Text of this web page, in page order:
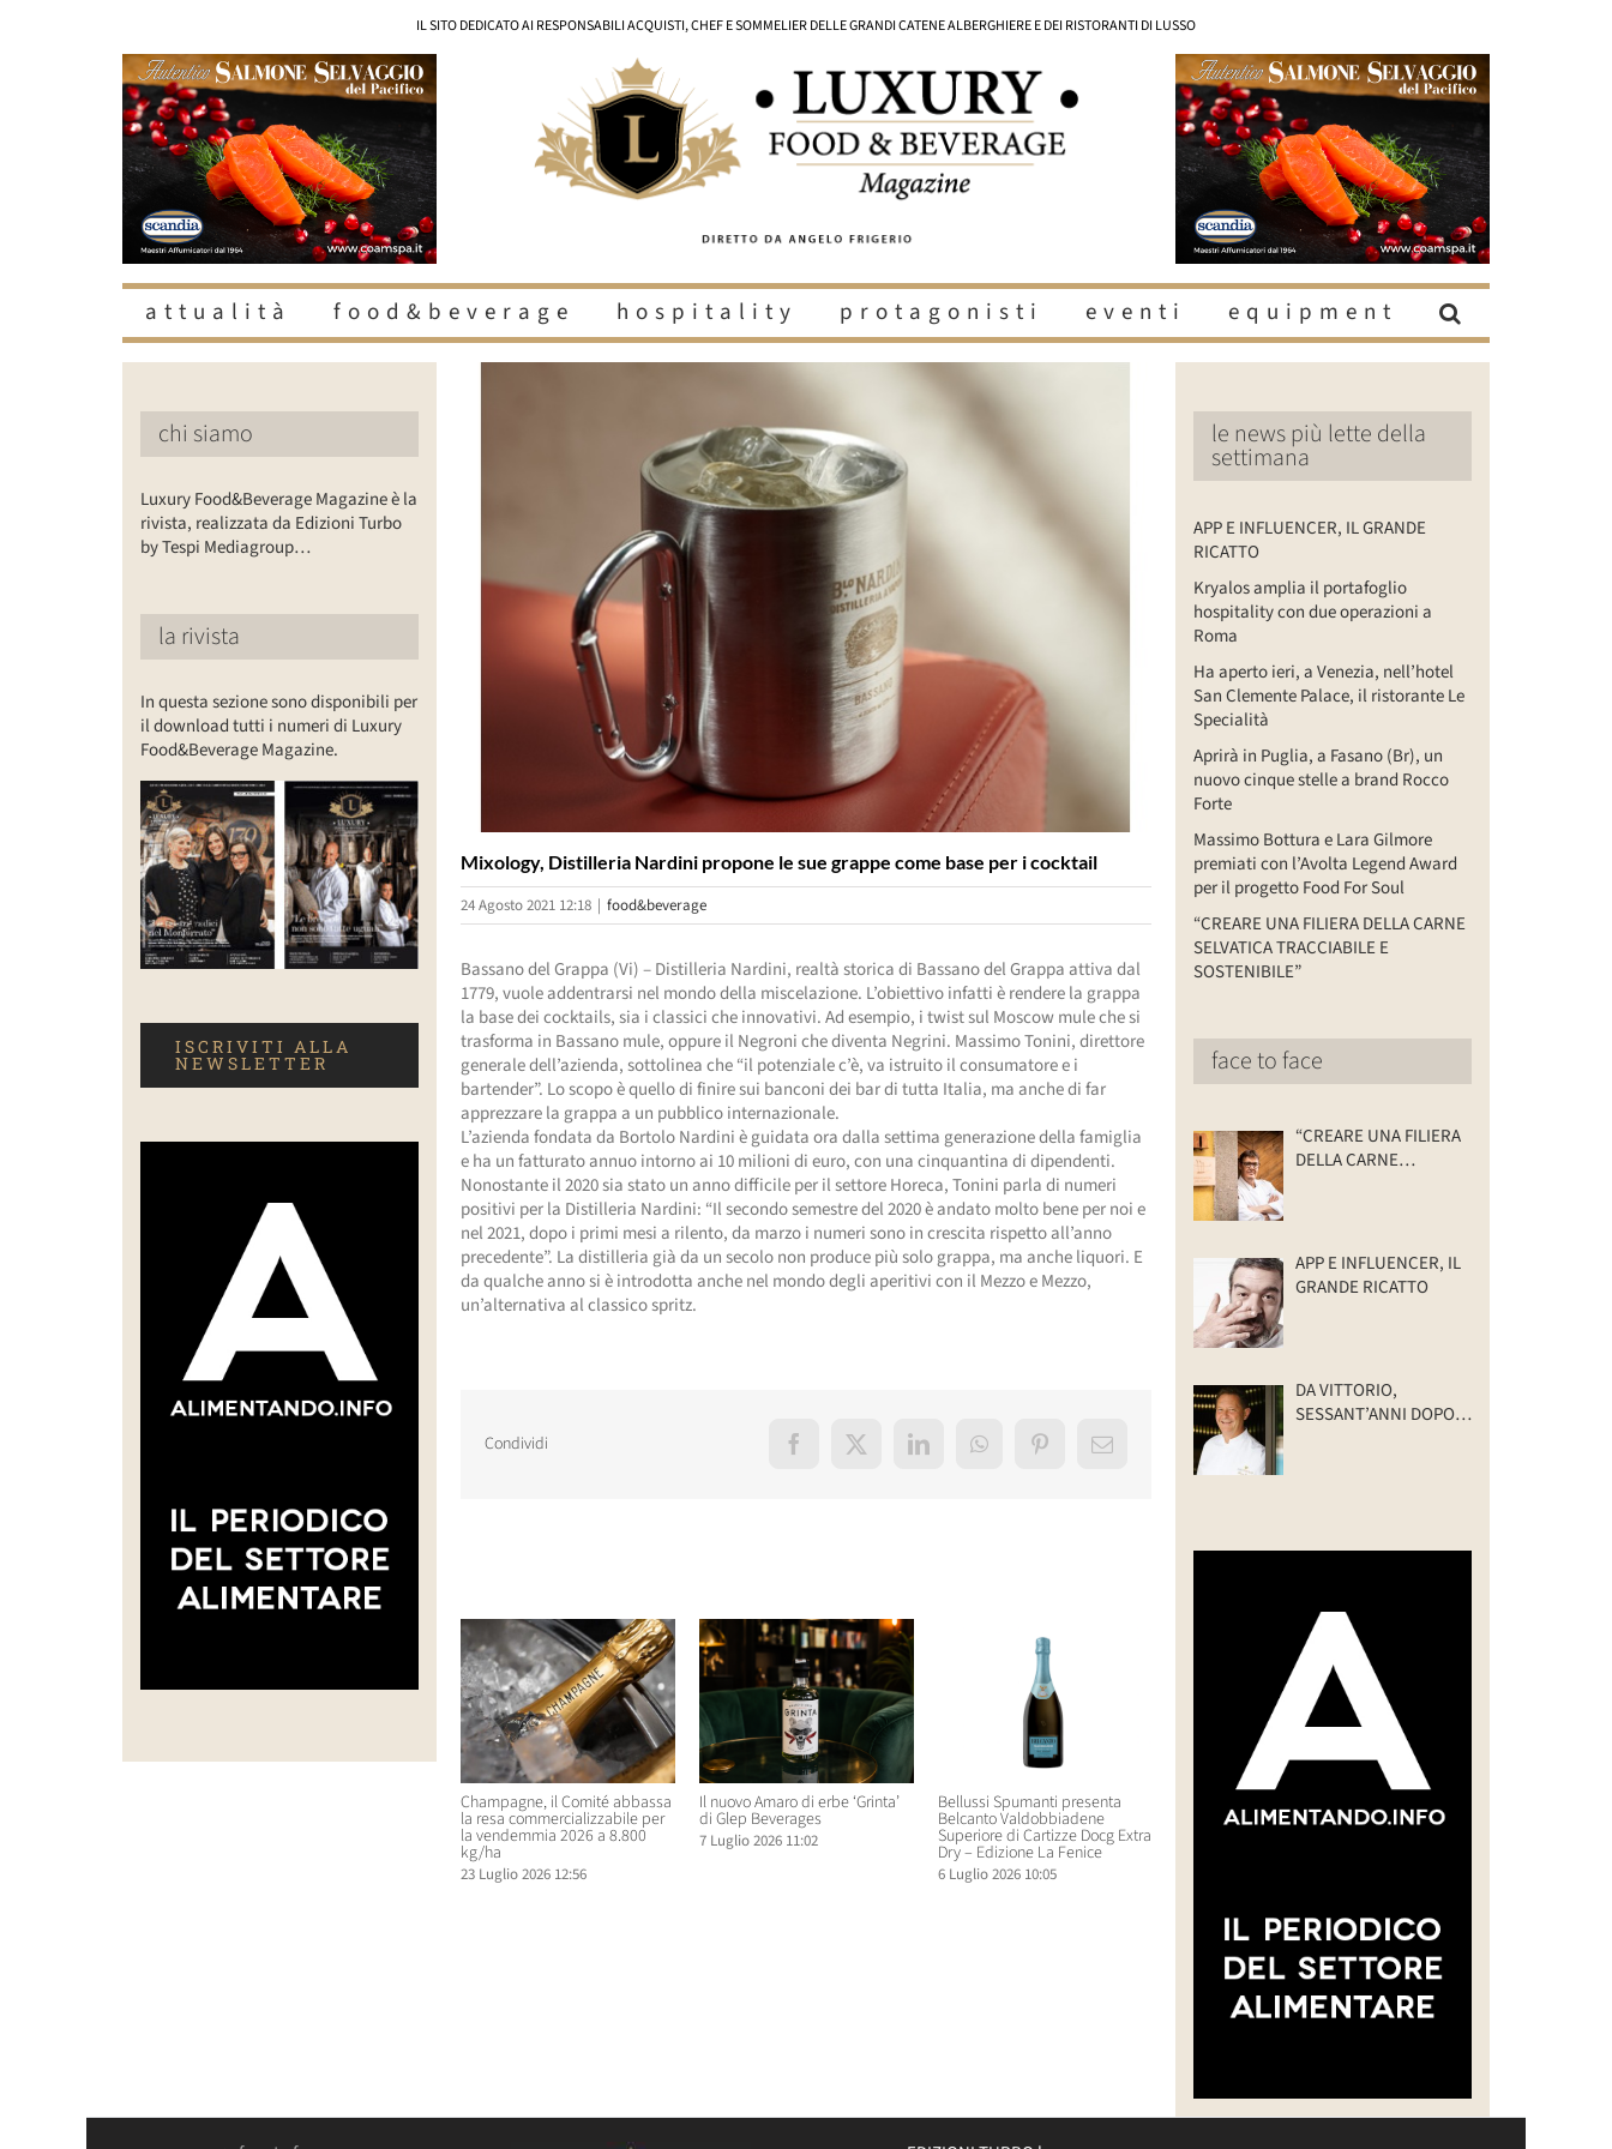
IL SITO DEDICATO AI RESPONSABILI ACQUISTI, CHEF E SOMMELIER DELLE GRANDI CATENE ALBERGHIERE E DEI RISTORANTI DI LUSSO
attualità food&beverage hospitality protagonisti eventi equipment
Mixology, Distilleria Nardini propone le sue grappe come base per i cocktail
24 Agosto 2021 12:18 | food&beverage
Bassano del Grappa (Vi) – Distilleria Nardini, realtà storica di Bassano del Grappa attiva dal
1779, vuole addentrarsi nel mondo della miscelazione. L’obiettivo infatti è rendere la grappa
la base dei cocktails, sia i classici che innovativi. Ad esempio, i twist sul Moscow mule che si
trasforma in Bassano mule, oppure il Negroni che diventa Negrini. Massimo Tonini, direttore
generale dell’azienda, sottolinea che “il potenziale c’è, va istruito il consumatore e i
bartender”. Lo scopo è quello di finire sui banconi dei bar di tutta Italia, ma anche di far
apprezzare la grappa a un pubblico internazionale.
L’azienda fondata da Bortolo Nardini è guidata ora dalla settima generazione della famiglia
e ha un fatturato annuo intorno ai 10 milioni di euro, con una cinquantina di dipendenti.
Nonostante il 2020 sia stato un anno difficile per il settore Horeca, Tonini parla di numeri
positivi per la Distilleria Nardini: “Il secondo semestre del 2020 è andato molto bene per noi e
nel 2021, dopo i primi mesi a rilento, da marzo i numeri sono in crescita rispetto all’anno
precedente”. La distilleria già da un secolo non produce più solo grappa, ma anche liquori. E
da qualche anno si è introdotta anche nel mondo degli aperitivi con il Mezzo e Mezzo,
un’alternativa al classico spritz.
Condividi Facebook
X LinkedInWhatsAppPinterestEmail
Champagne, il Comité abbassa
la resa commercializzabile per
la vendemmia 2026 a 8.800
kg/ha
23 Luglio 2026 12:56
Il nuovo Amaro di erbe ‘Grinta’
di Glep Beverages
7 Luglio 2026 11:02
Bellussi Spumanti presenta
Belcanto Valdobbiadene
Superiore di Cartizze Docg Extra
Dry – Edizione La Fenice
6 Luglio 2026 10:05
Champagne, il Comité abbassa
la resa commercializzabile per
Il nuovo Amaro di erbe
di Glep Beverages
chi siamo
Luxury Food&Beverage Magazine è la
rivista, realizzata da Edizioni Turbo
by Tespi Mediagroup…
la rivista
In questa sezione sono disponibili per
il download tutti i numeri di Luxury
Food&Beverage Magazine.
ISCRIVITI ALLA
NEWSLETTER
le news più lette della
settimana
APP E INFLUENCER, IL GRANDE
RICATTO
Kryalos amplia il portafoglio
hospitality con due operazioni a
Roma
Ha aperto ieri, a Venezia, nell’hotel
San Clemente Palace, il ristorante Le
Specialità
Aprirà in Puglia, a Fasano (Br), un
nuovo cinque stelle a brand Rocco
Forte
Massimo Bottura e Lara Gilmore
premiati con l’Avolta Legend Award
per il progetto Food For Soul
“CREARE UNA FILIERA DELLA CARNE
SELVATICA TRACCIABILE E
SOSTENIBILE”
face to face
“CREARE UNA FILIERA
DELLA CARNE
APP E INFLUENCER, IL
GRANDE RICATTO
DA VITTORIO,
SESSANT’ANNI DOPO: